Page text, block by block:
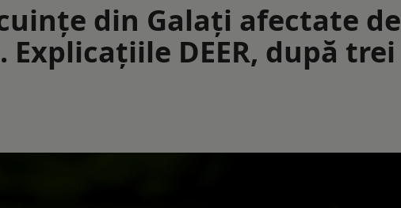
din Galați afectate de
DEER, după trei